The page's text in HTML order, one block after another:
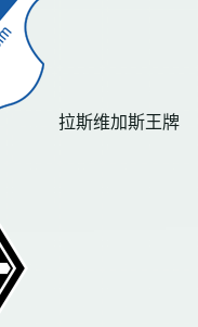
拉斯维加斯王牌